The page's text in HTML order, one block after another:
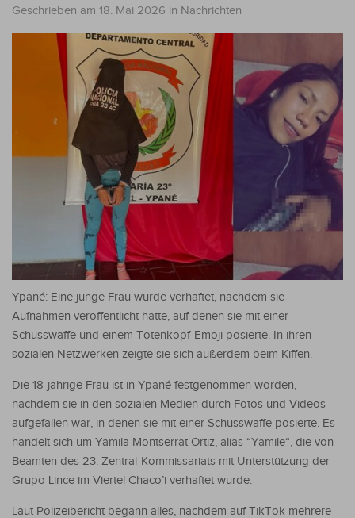
Geschrieben am 18. Mai 2026 in Nachrichten
Ypané: Eine junge Frau wurde verhaftet, nachdem sie
Aufnahmen veröffentlicht hatte, auf denen sie mit einer
Schusswaffe und einem Totenkopf-Emoji posierte. In ihren
sozialen Netzwerken zeigte sie sich außerdem beim Kiffen.
Die 18-jährige Frau ist in Ypané festgenommen worden,
nachdem sie in den sozialen Medien durch Fotos und Videos
aufgefallen war, in denen sie mit einer Schusswaffe posierte. Es
handelt sich um Yamila Montserrat Ortiz, alias “Yamile“, die von
Beamten des 23. Zentral-Kommissariats mit Unterstützung der
Grupo Lince im Viertel Chaco’i verhaftet wurde.
Laut Polizeibericht begann alles, nachdem auf TikTok mehrere